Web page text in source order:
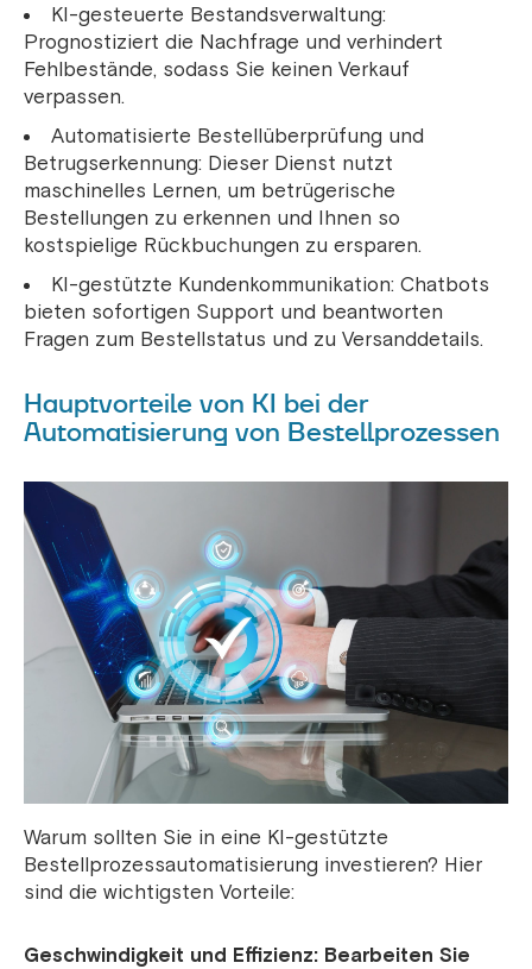
KI-gesteuerte Bestandsverwaltung:
Prognostiziert die Nachfrage und verhindert
Fehlbestände, sodass Sie keinen Verkauf
verpassen.
Automatisierte Bestellüberprüfung und
Betrugserkennung: Dieser Dienst nutzt
maschinelles Lernen, um betrügerische
Bestellungen zu erkennen und Ihnen so
kostspielige Rückbuchungen zu ersparen.
KI-gestützte Kundenkommunikation: Chatbots
bieten sofortigen Support und beantworten
Fragen zum Bestellstatus und zu Versanddetails.
Hauptvorteile von KI bei der
Automatisierung von Bestellprozessen
Warum sollten Sie in eine KI-gestützte
Bestellprozessautomatisierung investieren? Hier
sind die wichtigsten Vorteile:
Geschwindigkeit und Effizienz: Bearbeiten Sie